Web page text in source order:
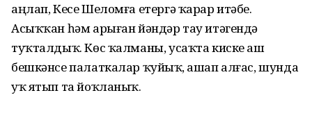
аңлап, Кесе Шеломға етергә ҡарар итәбеҙ.
Асыҡҡан һәм арыған йәндәр тау итәгендә
туҡталдыҡ. Көс ҡалманы, усаҡта киске аш
бешкәнсе палаткалар ҡуйҙыҡ, ашап алғас, шунда
уҡ ятып та йоҡланыҡ.